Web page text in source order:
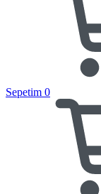
Sepetim 0